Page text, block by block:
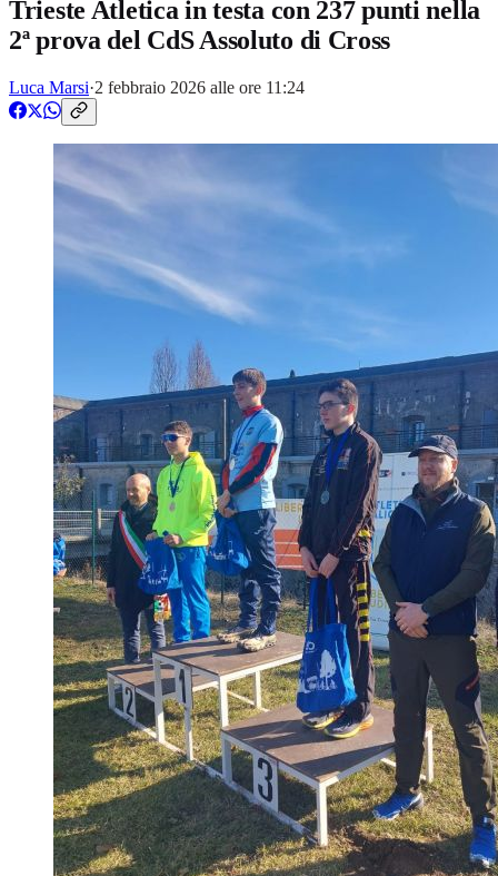
Trieste Atletica in testa con 237 punti nella
2ª prova del CdS Assoluto di Cross
Luca Marsi·2 febbraio 2026 alle ore 11:24